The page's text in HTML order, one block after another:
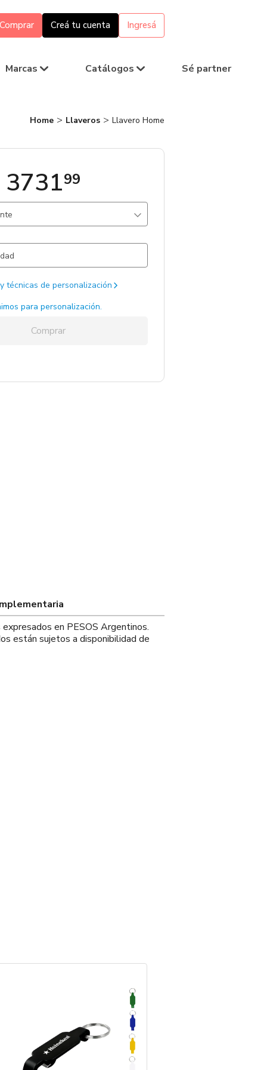
Comprar Creá tu cuenta Ingresá
Marcas Catálogos Sé partner
Home Llaveros Llavero Home
373199
/ . 3767 un.
técnicas de personalización
para personalización.
Comprar
en PESOS Argentinos.
están sujetos a disponibilidad de